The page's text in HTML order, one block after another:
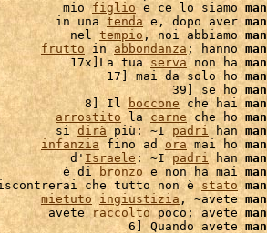
mio figlio e ce lo siamo
in una tenda e, dopo aver
nel tempio, noi abbiamo
frutto in abbondanza ; hanno
17x]La tua serva non ha
17] mai da solo ho
39] se ho
8] Il boccone che hai
arrostito la carne che ho
si dirà più: ~I padri han
infanzia fino ad ora mai ho
d' Israele : ~I padri han
è di bronzo e non ha mai
che tutto non è stato
mietuto ingiustizia , ~avete
avete raccolto poco; avete
6] Quando avete